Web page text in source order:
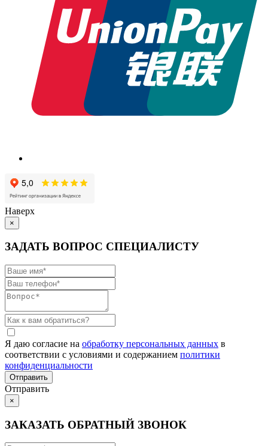
Наверх
×
ЗАДАТЬ ВОПРОС СПЕЦИАЛИСТУ
Я даю согласие на обработку персональных данных в
соответствии с условиями и содержанием политики
конфиденциальности
Отправить
×
ЗАКАЗАТЬ ОБРАТНЫЙ ЗВОНОК